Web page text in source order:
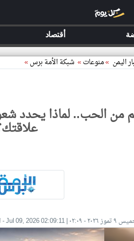
اليمن »منوعات» شبكة الأمة برس»
من الحب.. لماذا يحدد
- ٠٢:٠٩ |
Jul 09, 2026 02:09:11
-
أقتصاد